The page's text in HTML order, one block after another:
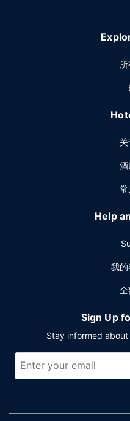
寄存。酒店提供收费自助停
酒
常
Help
我
全
Sign Up
Stay informed